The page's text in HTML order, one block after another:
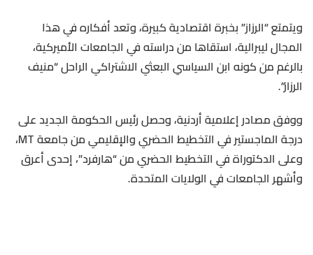
ويتمتع “الرزاز” بخبرة اقتصادية كبيرة، وتعد أفكاره في هذا
المجال ليبرالية، استقاها من دراسته في الجامعات الأميركية،
بالرغم من كونه ابن السياسي البعثي الاشتراكي الراحل “منيف
الرزاز”.
ووفق مصادر إعلامية أردنية، وحصل رئيس الحكومة الجديد على
درجة الماجستير في التخطيط الحضري والإقليمي من جامعة MT،
وعلى الدكتوراة في التخطيط الحضري من “هارفرد”، إحدى أعرق
وأشهر الجامعات في الولايات المتحدة.